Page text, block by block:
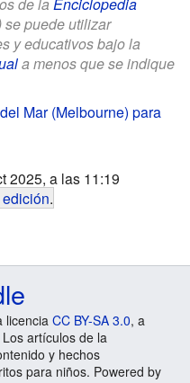
de la Enciclopedia
puede utilizar
y educativos bajo la
a menos que se indique
Mar (Melbourne) para
2025, a las 11:19
.
licencia CC BY-SA 3.0, a
artículos de la
y hechos
para niños. Powered by